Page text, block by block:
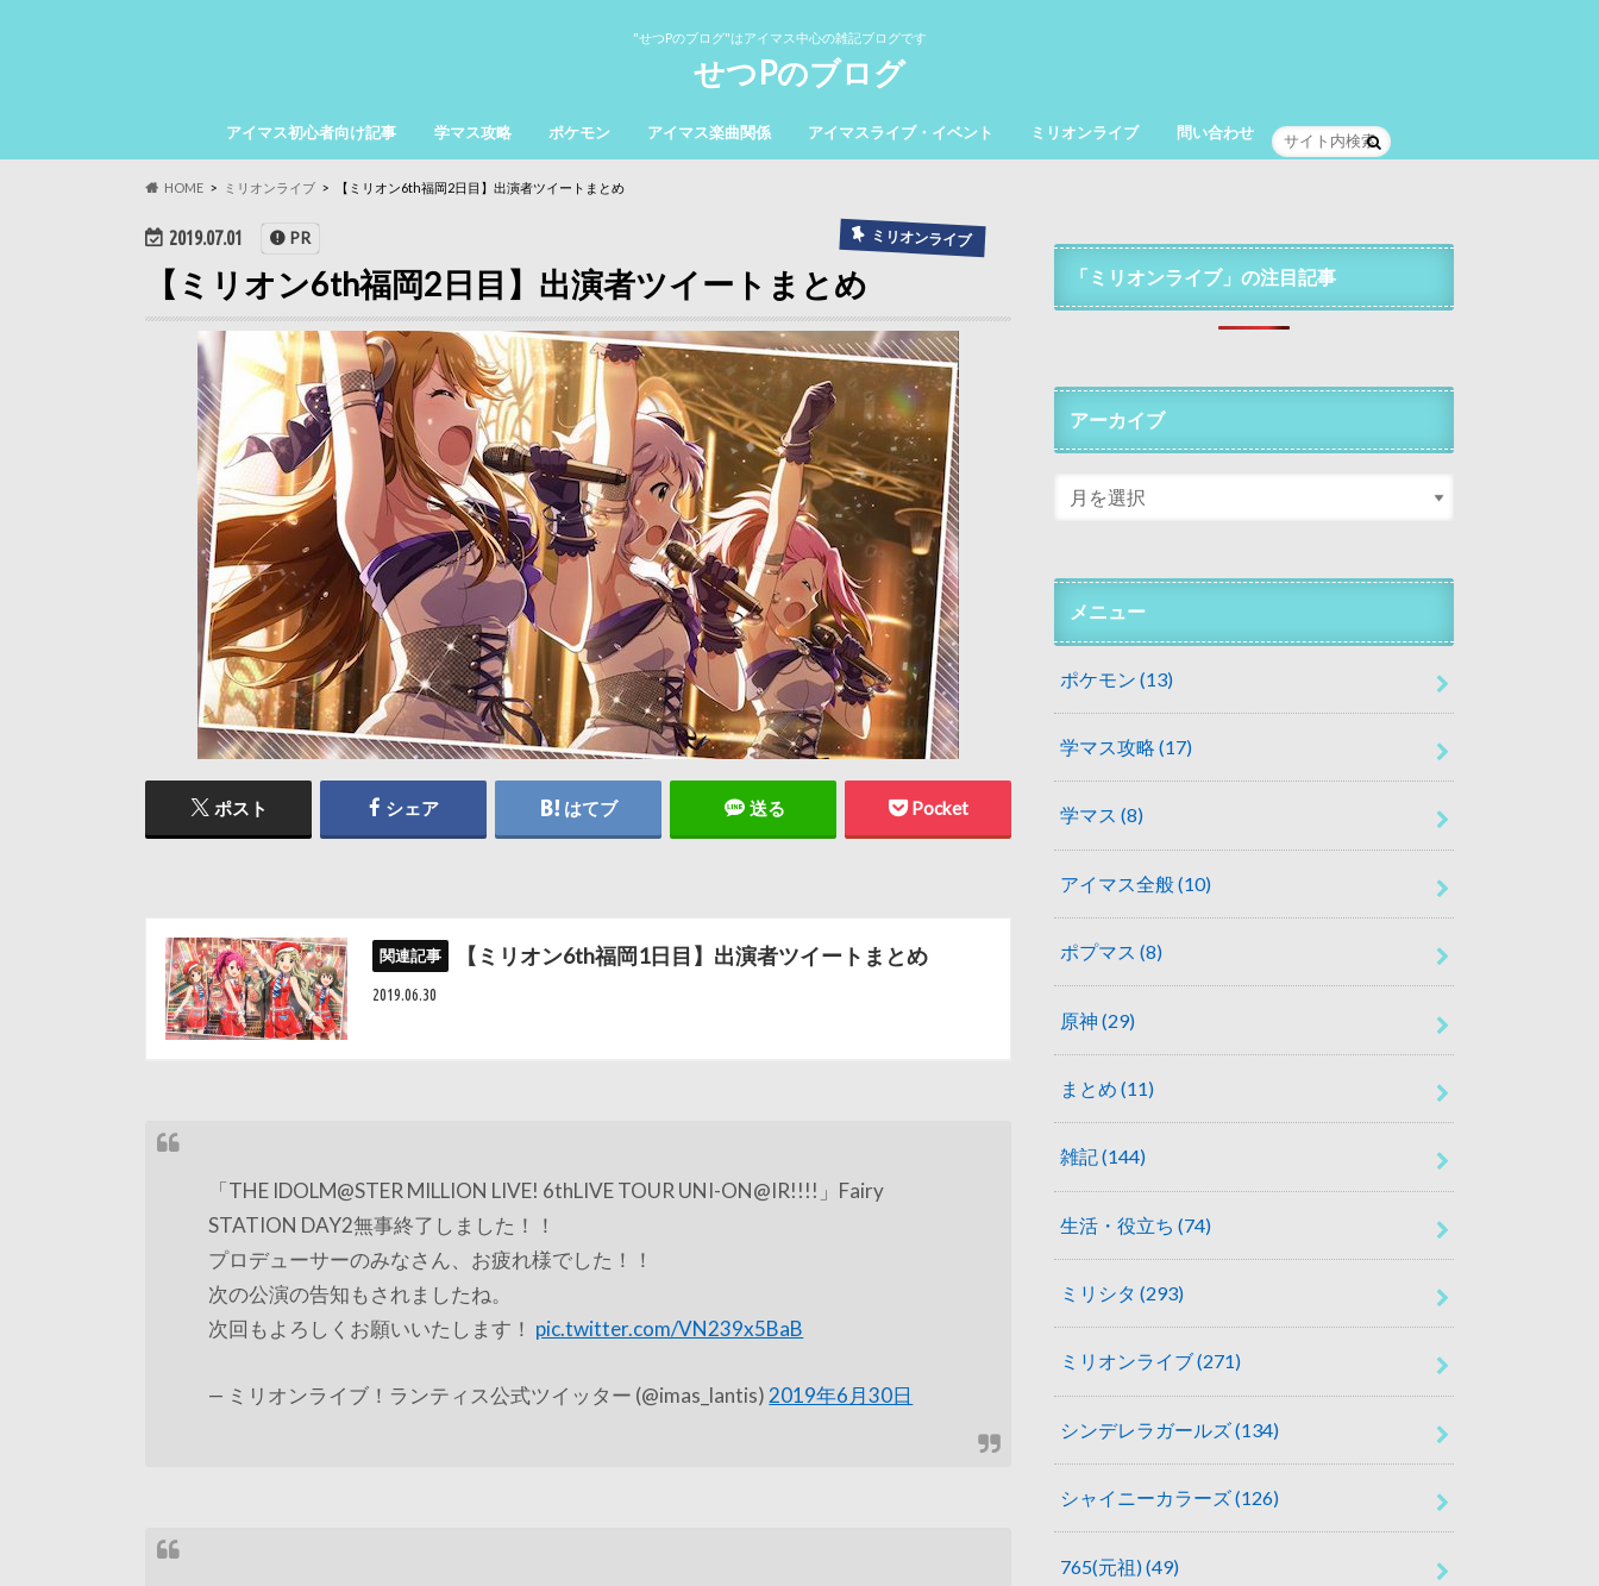
"せつPのブログ"はアイマス中心の雑記ブログです
せつPのブログ
アイマス初心者向け記事 学マス攻略 ポケモン アイマス楽曲関係 アイマスライブ・イベント ミリオンライブ 問い合わせ
HOME ミリオンライブ 【ミリオン6th福岡2日目】出演者ツイートまとめ
2019.07.01 ミリオンライブ
PR
【ミリオン6th福岡2日目】出演者ツイートまとめ
ポスト シェア はてブ 送る Pocket
【ミリオン6th福岡1日目】出演者ツイートまとめ
2019.06.30
「THE IDOLM@STER MILLION LIVE! 6thLIVE TOUR UNI-ON@IR!!!!」Fairy
STATION DAY2無事終了しました！！
プロデューサーのみなさん、お疲れ様でした！！
次の公演の告知もされましたね。
次回もよろしくお願いいたします！ pic.twitter.com/VN239x5BaB
— ミリオンライブ！ランティス公式ツイッター (@imas_lantis)2019年6月30日
「ミリオンライブ」の注目記事
アーカイブ
メニュー
ポケモン (13)
学マス攻略 (17)
学マス (8)
アイマス全般(10)
ポプマス (8)
原神 (29)
まとめ (11)
雑記(144)
生活・役立ち (74)
ミリシタ (293)
ミリオンライブ(271)
シンデレラガールズ(134)
シャイニーカラーズ(126)
765(元祖)(49)